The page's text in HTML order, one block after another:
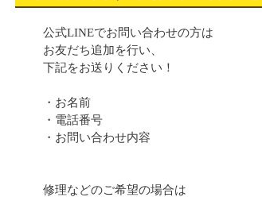
公式LINEでお問い合わせの方は
お友だち追加を行い、
下記をお送りください！
・お名前
・電話番号
・お問い合わせ内容
修理などのご希望の場合は